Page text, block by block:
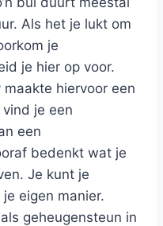
Als het je lukt om
je
je hier op voor.
hiervoor een
je een
een
bedenkt wat je
Je kunt je
eigen manier.
geheugensteun in